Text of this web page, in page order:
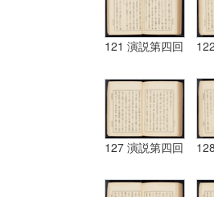
121 演説第四回
127 演説第四回